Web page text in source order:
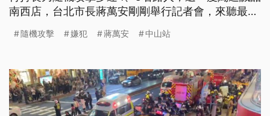
南西店，台北市長蔣萬安剛剛舉行記者會，來聽最新
隨機攻擊 嫌犯 蔣萬安 中山站